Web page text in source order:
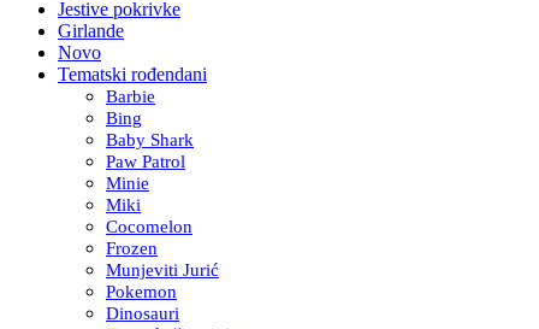
Jestive pokrivke
Girlande
Novo
Tematski rođendani
Barbie
Bing
Baby Shark
Paw Patrol
Minie
Miki
Cocomelon
Frozen
Munjeviti Jurić
Pokemon
Dinosauri